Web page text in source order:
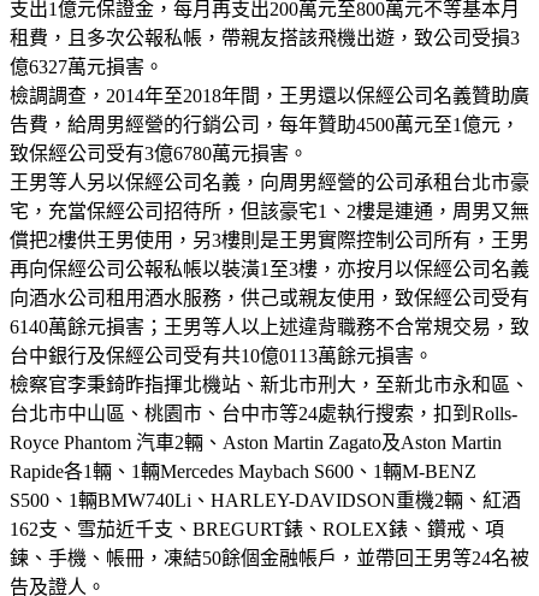
支出1億元保證金，每月再支出200萬元至800萬元不等基本月
租費，且多次公報私帳，帶親友搭該飛機出遊，致公司受損3
億6327萬元損害。
檢調調查，2014年至2018年間，王男還以保經公司名義贊助廣
告費，給周男經營的行銷公司，每年贊助4500萬元至1億元，
致保經公司受有3億6780萬元損害。
王男等人另以保經公司名義，向周男經營的公司承租台北市豪
宅，充當保經公司招待所，但該豪宅1、2樓是連通，周男又無
償把2樓供王男使用，另3樓則是王男實際控制公司所有，王男
再向保經公司公報私帳以裝潢1至3樓，亦按月以保經公司名義
向酒水公司租用酒水服務，供己或親友使用，致保經公司受有
6140萬餘元損害；王男等人以上述違背職務不合常規交易，致
台中銀行及保經公司受有共10億0113萬餘元損害。
檢察官李秉錡昨指揮北機站、新北市刑大，至新北市永和區、
台北市中山區、桃園市、台中市等24處執行搜索，扣到Rolls-
Royce Phantom 汽車2輛、Aston Martin Zagato及Aston Martin
Rapide各1輛、1輛Mercedes Maybach S600、1輛M-BENZ
S500、1輛BMW740Li、HARLEY-DAVIDSON重機2輛、紅酒
162支、雪茄近千支、BREGURT錶、ROLEX錶、鑽戒、項
鍊、手機、帳冊，凍結50餘個金融帳戶，並帶回王男等24名被
告及證人。